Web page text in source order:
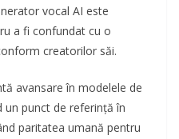
vocal AI este
a fi confundat cu o
creatorilor săi.
avansare în modelele de
un punct de referință în
paritatea umană pentru